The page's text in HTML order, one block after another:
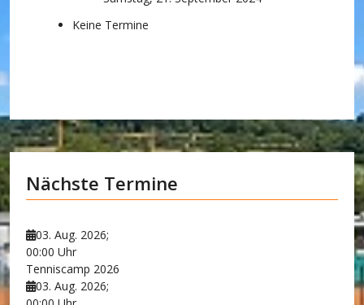
Keine Termine
Nächste Termine
03. Aug. 2026;
00:00 Uhr
Tenniscamp 2026
03. Aug. 2026;